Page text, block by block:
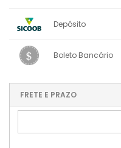
.
Depósito
.
Boleto Bancário
...
FRETE E PRAZO